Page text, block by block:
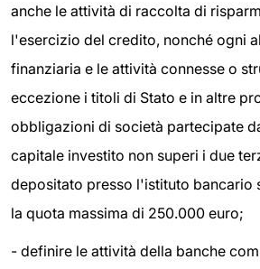
anche le attività di raccolta di
l'esercizio del credito, nonché ogni
finanziaria e le attività connesse o
eccezione i titoli di Stato e in altre
obbligazioni di società partecipate
capitale investito non superi i due
depositato presso l'istituto bancario
la quota massima di 250.000 euro;
- definire le attività della banche